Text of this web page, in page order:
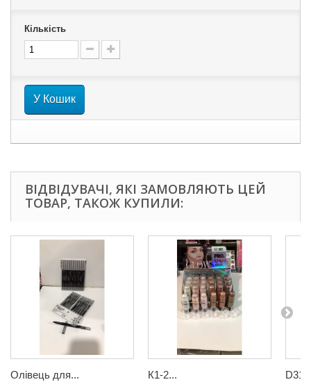
Кількість
У Кошик
ВІДВІДУВАЧІ, ЯКІ ЗАМОВЛЯЮТЬ ЦЕЙ
ТОВАР, ТАКОЖ КУПИЛИ:
Олівець для... К1-2...